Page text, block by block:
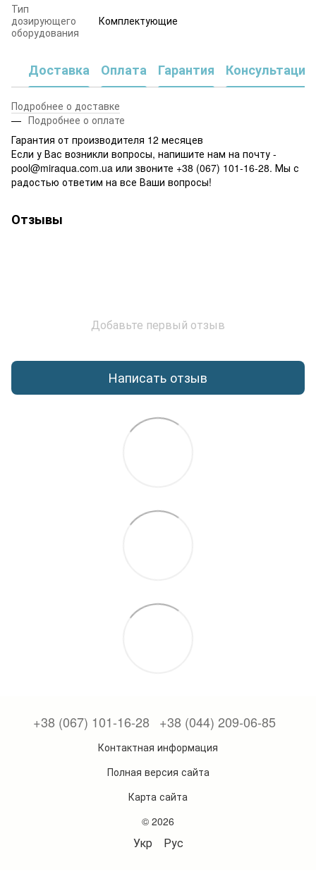
Тип
дозирующего
оборудования
Комплектующие
Доставка Оплата Гарантия Консультация
Подробнее о доставке
Подробнее о оплате
Гарантия от производителя 12 месяцев
Если у Вас возникли вопросы, напишите нам на почту -
pool@miraqua.com.ua или звоните +38 (067) 101-16-28. Мы с
радостью ответим на все Ваши вопросы!
Отзывы
Добавьте первый отзыв
Написать отзыв
+38 (067) 101-16-28 +38 (044) 209-06-85
Контактная информация
Полная версия сайта
Карта сайта
© 2026
Укр Рус